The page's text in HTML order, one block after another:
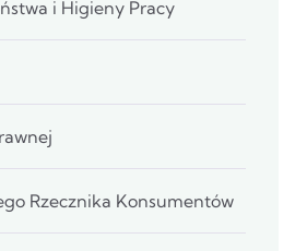
i Higieny Pracy
Rzecznika Konsumentów